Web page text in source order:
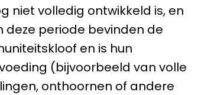
niet volledig ontwikkeld is, en
deze periode bevinden de
en is hun
(bijvoorbeeld van volle
onthoornen of andere